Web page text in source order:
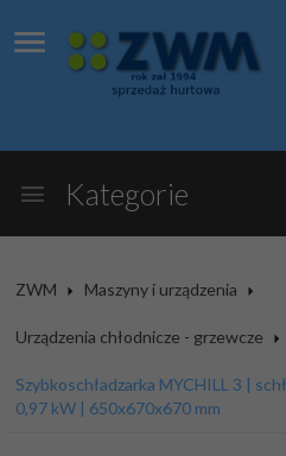
Kategorie
ZWM Maszyny i urządzenia
Urządzenia chłodnicze - grzewcze
Szybkoschładzarka MYCHILL 3 |
0,97 kW | 650x670x670 mm